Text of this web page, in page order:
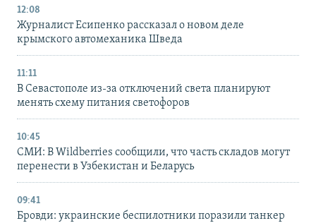
12:08
Журналист Есипенко рассказал о новом деле
крымского автомеханика Шведа
11:11
В Севастополе из-за отключений света планируют
менять схему питания светофоров
10:45
СМИ: В Wildberries сообщили, что часть складов могут
перенести в Узбекистан и Беларусь
09:41
Бровди: украинские беспилотники поразили танкер